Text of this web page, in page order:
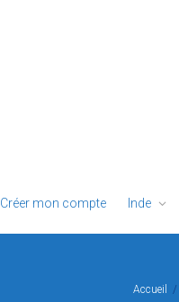
Créer mon compte Inde
Accueil